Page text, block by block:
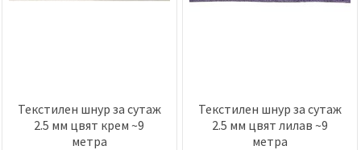
Текстилен шнур за сутаж
2.5 мм цвят крем ~9
метра
Текстилен шнур за сутаж
2.5 мм цвят лилав ~9
метра